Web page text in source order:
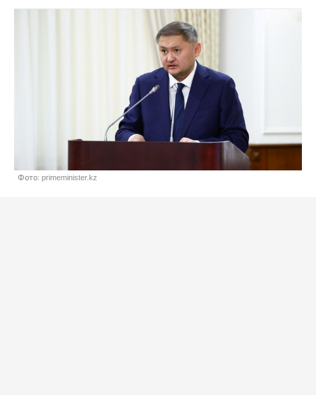
Фото: primeminister.kz